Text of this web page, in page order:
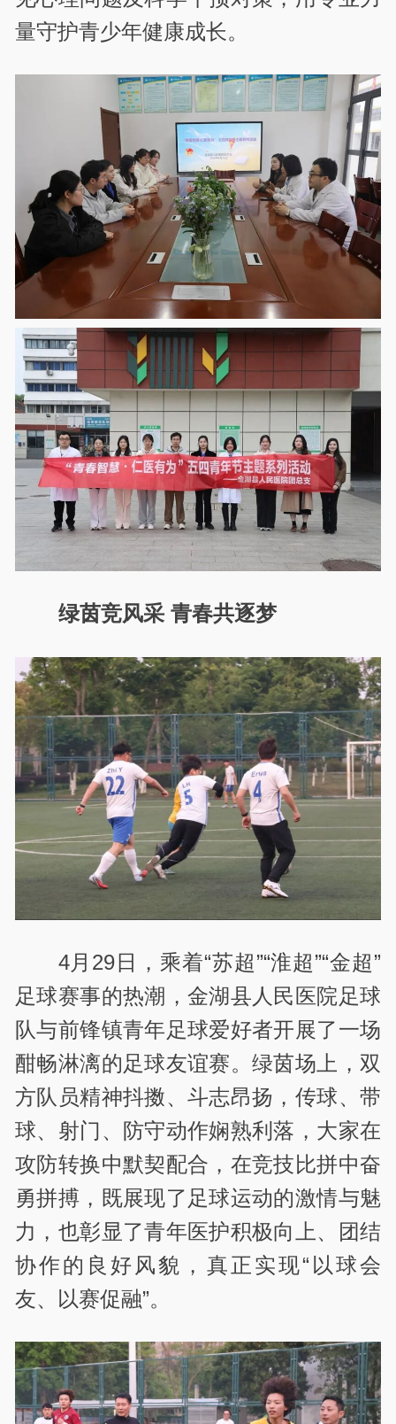
量守护青少年健康成长。
绿茵竞风采 青春共逐梦
4月29日，乘着“苏超”“淮超”“金超”
足球赛事的热潮，金湖县人民医院足球
队与前锋镇青年足球爱好者开展了一场
酣畅淋漓的足球友谊赛。绿茵场上，双
方队员精神抖擞、斗志昂扬，传球、带
球、射门、防守动作娴熟利落，大家在
攻防转换中默契配合，在竞技比拼中奋
勇拼搏，既展现了足球运动的激情与魅
力，也彰显了青年医护积极向上、团结
协作的良好风貌，真正实现“以球会
友、以赛促融”。